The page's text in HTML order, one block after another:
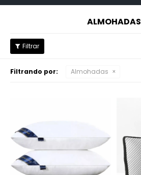
ALMOHADAS
Filtrando por: Almohadas